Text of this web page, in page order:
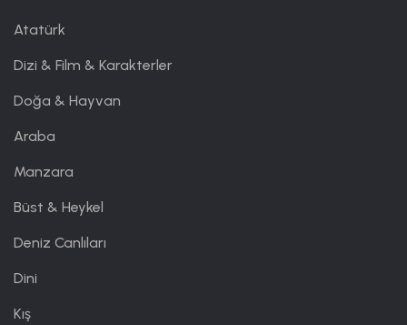
Atatürk
Dizi & Film & Karakterler
Doğa & Hayvan
Araba
Manzara
Büst & Heykel
Deniz Canlıları
Dini
Kış